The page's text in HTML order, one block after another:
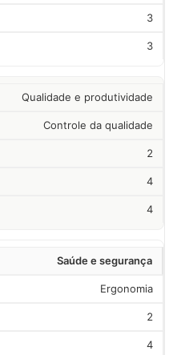
3
3
Qualidade e produtividade
Controle da qualidade
2
4
4
Saúde e segurança
Ergonomia
2
4